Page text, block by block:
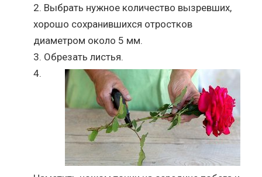
Выбрать нужное количество вызревших,
хорошо сохранившихся отростков
диаметром около 5 мм.
Обрезать листья.